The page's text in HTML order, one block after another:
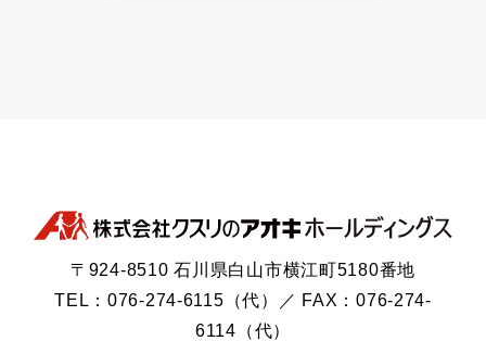
〒924-8510 石川県白山市横江町5180番地
TEL：076-274-6115（代）／ FAX：076-274-
6114（代）